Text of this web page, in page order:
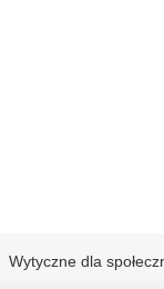
Wytyczne dla